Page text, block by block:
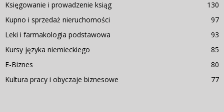
Księgowanie i prowadzenie ksiąg
130
Kupno i sprzedaż nieruchomości
97
Leki i farmakologia podstawowa
93
Kursy języka niemieckiego
85
E-Biznes
80
Kultura pracy i obyczaje biznesowe
77